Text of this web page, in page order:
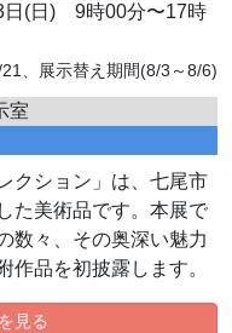
日(日) 9時00分〜17時
、展示替え期間(8/3～8/6)
室
クション」は、七尾市
た美術品です。本展で
数々、その奥深い魅力
作品を初披露します。
見る